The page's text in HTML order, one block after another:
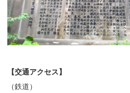
【交通アクセス】
（鉄道）